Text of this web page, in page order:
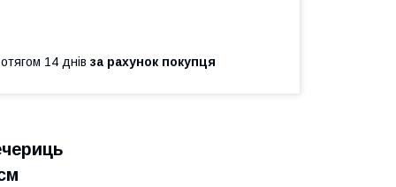
14 днів за рахунок покупця